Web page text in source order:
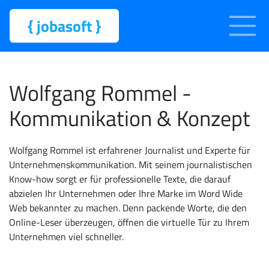
{jobasoft}
Wolfgang Rommel -
Kommunikation & Konzept
Wolfgang Rommel ist erfahrener Journalist und Experte für
Unternehmenskommunikation. Mit seinem journalistischen
Know-how sorgt er für professionelle Texte, die darauf
abzielen Ihr Unternehmen oder Ihre Marke im Word Wide
Web bekannter zu machen. Denn packende Worte, die den
Online-Leser überzeugen, öffnen die virtuelle Tür zu Ihrem
Unternehmen viel schneller.